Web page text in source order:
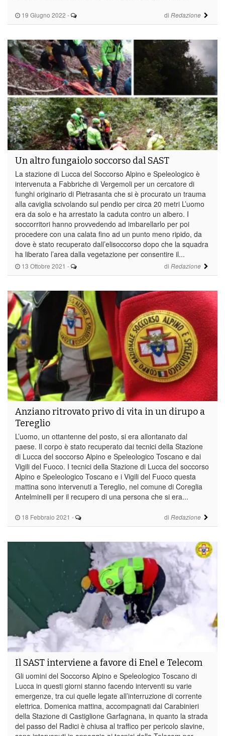
19 Giugno 2022 - di Redazione
13 Ottobre 2021 - di Redazione
Un altro fungaiolo soccorso dal SAST
La stazione di Lucca del Soccorso Alpino e Speleologico è
intervenuta a Fabbriche di Vergemoli per un cercatore di
funghi originario di Pietrasanta che si è procurato un trauma
alla caviglia scivolando sul pendio per circa 20 metri L’uomo
era da solo e ha arrestato la caduta contro un albero. I
soccorritori hanno provvedendo ad imbarellarlo per poi
procedere con una calata fino ad un punto meno ripido, da
dove è stato recuperato dall’elisoccorso dopo che la squadra
ha liberato l’area dalla vegetazione per consentire il...
18 Febbraio 2021 - di Redazione
Anziano ritrovato privo di vita in un dirupo a
Tereglio
L’uomo, un ottantenne del posto, si era allontanato dal
paese. Il corpo è stato recuperato dai tecnici della Stazione
di Lucca del soccorso Alpino e Speleologico Toscano e dai
Vigili del Fuoco. I tecnici della Stazione di Lucca del soccorso
Alpino e Speleologico Toscano e i Vigili del Fuoco questa
mattina sono intervenuti a Tereglio, nel comune di Coreglia
Antelminelli per il recupero di una persona che si era...
Il SAST interviene a favore di Enel e Telecom
Gli uomini del Soccorso Alpino e Speleologico Toscano di
Lucca in questi giorni stanno facendo interventi su varie
emergenze, tra cui quelle legate all’interruzione di corrente
elettrica. Domenica mattina, accompagnati dai Carabinieri
della Stazione di Castiglione Garfagnana, in quanto la strada
del passo del Radici è chiusa al traffico per pericolo slavine,